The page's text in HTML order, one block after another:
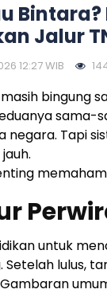
Jalur
12:27 WIB
masih bingung
sama-
Tapi
untuk
Setelah lulus,